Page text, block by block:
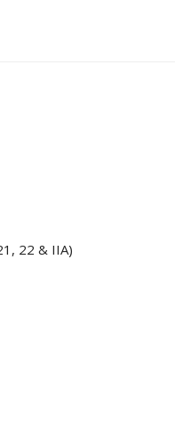
22 & IIA)